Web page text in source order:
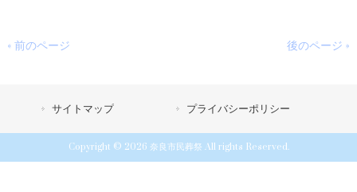
« 前のページ 後のページ »
サイトマップ プライバシーポリシー
Copyright © 2026 奈良市民葬祭 All rights Reserved.